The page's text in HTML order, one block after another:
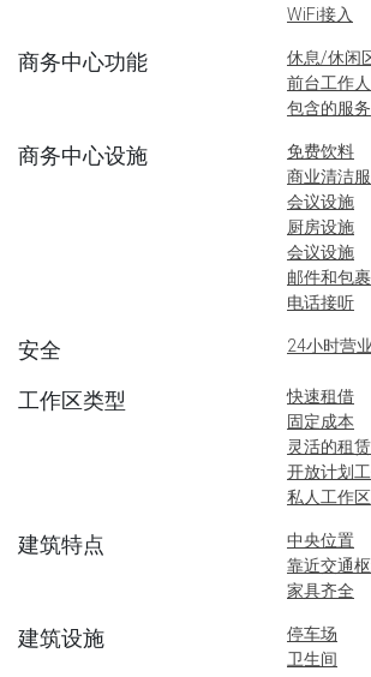
WiFi接入
商务中心功能
休息/休闲
前台工作
包含的服务
商务中心设施
免费饮料
商业清洁
会议设施
厨房设施
会议设施
邮件和包
电话接听
安全 24小时营业
工作区类型
快速租借
固定成本
灵活的租
开放计划
私人工作区
建筑特点
中央位置
靠近交通
家具齐全
建筑设施
停车场
卫生间